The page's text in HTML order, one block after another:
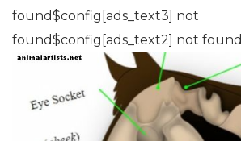
found$config[ads_text3] not
found$config[ads_text2] not found